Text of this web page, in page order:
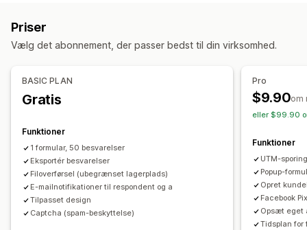
Tilpasning
Tilpasset JavaScript
Mailskabeloner
Datastyring
Mailsvar
Dataeksport
Formularbegrænsninger Historik CAPTCHA
Filupload
Planlægning
Administration af indsendelser
Mail
Dataeksport Analyser
Priser
Vælg det abonnement, der passer bedst til din virksomhed.
BASIC PLAN
Gratis
Funktioner
1 formular, 50 besvarelser
Eksportér besvarelser
Filoverførsel (ubegrænset lagerplads)
E-mailnotifikationer til respondent og a
Tilpasset design
Captcha (spam-beskyttelse)
Pro
$9.90om
eller $99.90
Funktioner
UTM-
Popup-
Opret
Facebook
Opsæt eget
Tidsplan for